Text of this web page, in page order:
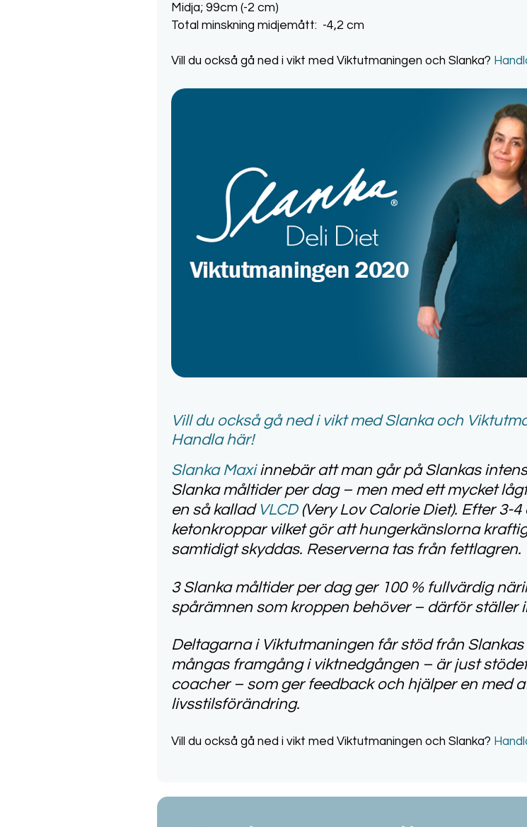
Midja; 99cm (-2 cm)
Total minskning midjemått: -4,2 cm
Vill du också gå ned i vikt med Viktutmaningen och Slanka?
Vill du också gåned i vikt med Slanka och
Handlahär!
Slanka Maxiinnebär att man går på Slankas
Slanka måltider per dag – men med ett mycket
en så kallad VLCD(Very Lov Calorie Diet). Efter 3-
ketonkroppar vilket gör att hungerkänslorna
samtidigt skyddas. Reserverna tas från fettlagren.
3 Slanka måltider per dag ger 100 % fullvärdig
spårämnen som kroppen behöver – därför ställer
Deltagarna i Viktutmaningen får stöd från
mångas framgång i viktnedgången – är just
coacher – som ger feedback och hjälper en med
livsstilsförändring.
Vill du också gå ned i vikt med Viktutmaningen och Slanka?